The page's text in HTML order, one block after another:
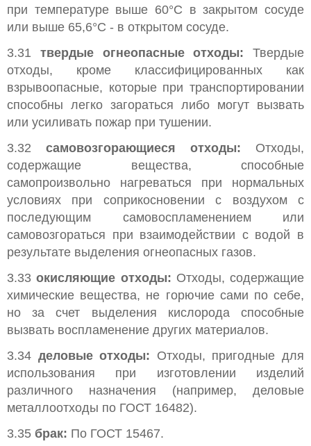
при температуре выше 60°С в закрытом сосуде
или выше 65,6°С - в открытом сосуде.
3.31 твердые огнеопасные отходы: Твердые
отходы, кроме классифицированных как
взрывоопасные, которые при транспортировании
способны легко загораться либо могут вызвать
или усиливать пожар при тушении.
3.32 самовозгорающиеся отходы: Отходы,
содержащие вещества, способные
самопроизвольно нагреваться при нормальных
условиях при соприкосновении с воздухом с
последующим самовоспламенением или
самовозгораться при взаимодействии с водой в
результате выделения огнеопасных газов.
3.33окисляющие отходы: Отходы, содержащие
химические вещества, не горючие сами по себе,
но за счет выделения кислорода способные
вызвать воспламенение других материалов.
3.34 деловые отходы: Отходы, пригодные для
использования при изготовлении изделий
различного назначения (например, деловые
металлоотходы по ГОСТ 16482).
3.35 брак: По ГОСТ 15467.